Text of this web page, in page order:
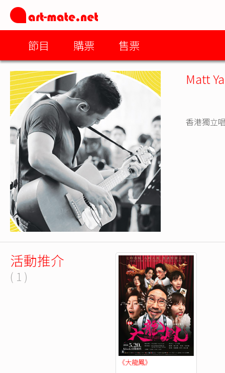
節目 購票 售票
Matt
香港獨立
活動推介
( 1 )
《大龍鳳》